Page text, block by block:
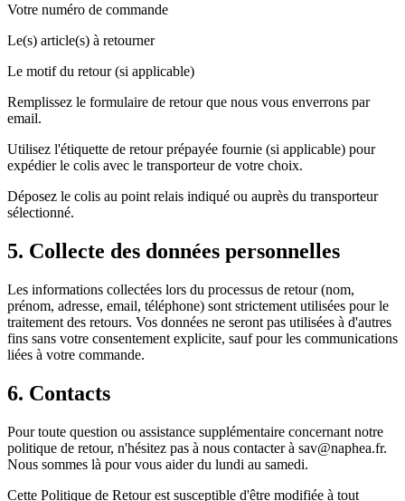
Votre numéro de commande
Le(s) article(s) à retourner
Le motif du retour (si applicable)
Remplissez le formulaire de retour que nous vous enverrons par
email.
Utilisez l'étiquette de retour prépayée fournie (si applicable) pour
expédier le colis avec le transporteur de votre choix.
Déposez le colis au point relais indiqué ou auprès du transporteur
sélectionné.
5. Collecte des données personnelles
Les informations collectées lors du processus de retour (nom,
prénom, adresse, email, téléphone) sont strictement utilisées pour le
traitement des retours. Vos données ne seront pas utilisées à d'autres
fins sans votre consentement explicite, sauf pour les communications
liées à votre commande.
6. Contacts
Pour toute question ou assistance supplémentaire concernant notre
politique de retour, n'hésitez pas à nous contacter à sav@naphea.fr.
Nous sommes là pour vous aider du lundi au samedi.
Cette Politique de Retour est susceptible d'être modifiée à tout